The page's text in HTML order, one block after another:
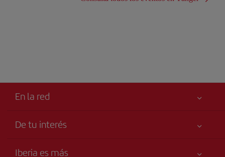
En la red
De tu interés
Iberia es más